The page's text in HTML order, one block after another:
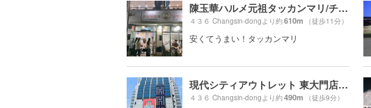
陳玉華ハルメ元祖タッカンマリ/チンオックァハルメ ウォンジョ タッカンマリ/진옥화할매원조닭한마리
４３６ Changsin-dongより約610m （徒歩11分）
安くてうまい！タッカンマリ
現代シティアウトレット 東大門店/현대시티아울렛 동대문점
４３６ Changsin-dongより約490m （徒歩9分）